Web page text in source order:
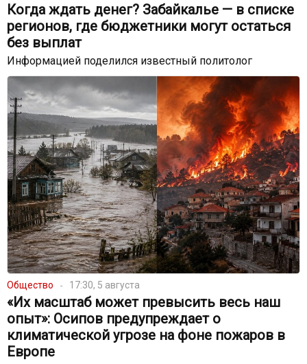
Когда ждать денег? Забайкалье — в списке
регионов, где бюджетники могут остаться
без выплат
Информацией поделился известный политолог
Общество 17:30, 5 августа
«Их масштаб может превысить весь наш
опыт»: Осипов предупреждает о
климатической угрозе на фоне пожаров в
Европе